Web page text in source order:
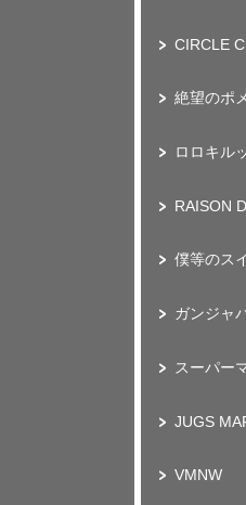
CIRCLE
絶望のポ
ロロキル
RAISON
僕等のス
ガンジャ
スーパー
JUGS
VMNW